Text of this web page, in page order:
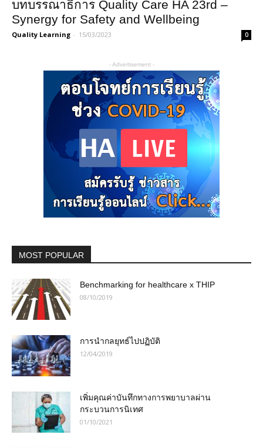
บทบรรณาธิการ Quality Care HA 23rd –
Synergy for Safety and Wellbeing
Quality Learning - 15/03/2023 0
- Advertisement -
MOST POPULAR
Benchmarking for healthcare x THIP
08/10/2019
การนำกลยุทธ์ไปปฏิบัติ
12/04/2019
เพิ่มคุณค่าบันทึกทางการพยาบาลผ่าน
กระบวนการนิเทศ
01/10/2021